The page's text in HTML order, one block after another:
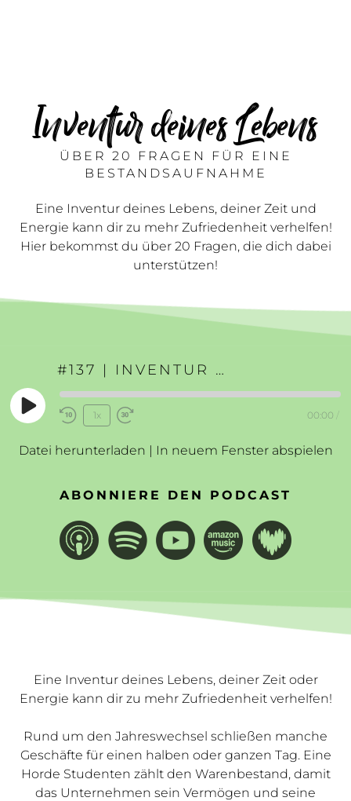
Inventur deines Lebens
ÜBER 20 FRAGEN FÜR EINE
BESTANDSAUFNAHME
Eine Inventur deines Lebens, deiner Zeit und
Energie kann dir zu mehr Zufriedenheit verhelfen!
Hier bekommst du über 20 Fragen, die dich dabei
unterstützen!
#137 | INVENTUR DEINES LEBENS
Play
EpisodeRewind
Seconds
1x
30
00:00 /
Datei herunterladen | In neuem Fenster abspielen
ABONNIERE DEN PODCAST
Eine Inventur deines Lebens, deiner Zeit oder
Energie kann dir zu mehr Zufriedenheit verhelfen!
Rund um den Jahreswechsel schließen manche
Geschäfte für einen halben oder ganzen Tag. Eine
Horde Studenten zählt den Warenbestand, damit
das Unternehmen sein Vermögen und seine